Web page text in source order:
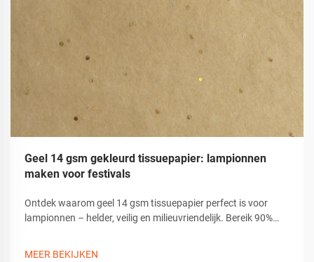
Geel 14 gsm gekleurd tissuepapier: lampionnen
maken voor festivals
Ontdek waarom geel 14 gsm tissuepapier perfect is voor
lampionnen – helder, veilig en milieuvriendelijk. Bereik 90%
MEER BEKIJKEN